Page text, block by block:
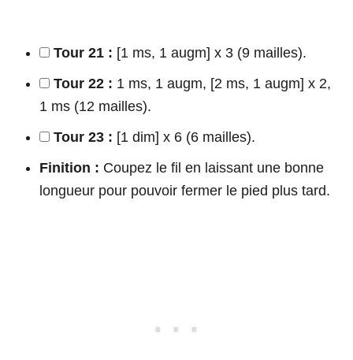
Tour 21 : [1 ms, 1 augm] x 3 (9 mailles).
Tour 22 : 1 ms, 1 augm, [2 ms, 1 augm] x 2,
1 ms (12 mailles).
Tour 23 : [1 dim] x 6 (6 mailles).
Finition : Coupez le fil en laissant une bonne
longueur pour pouvoir fermer le pied plus tard.